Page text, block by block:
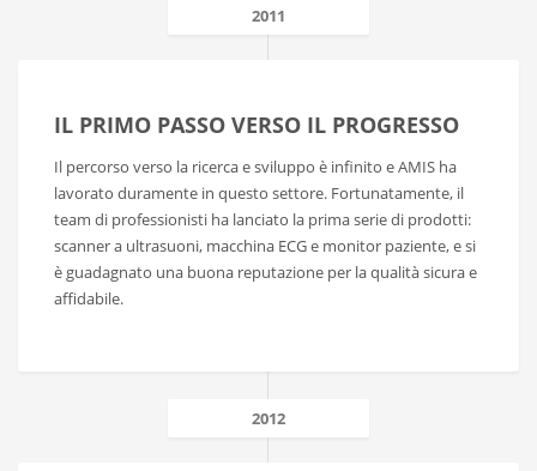
2011
IL PRIMO PASSO VERSO IL PROGRESSO
Il percorso verso la ricerca e sviluppo è infinito e AMIS ha
lavorato duramente in questo settore. Fortunatamente, il
team di professionisti ha lanciato la prima serie di prodotti:
scanner a ultrasuoni, macchina ECG e monitor paziente, e si
è guadagnato una buona reputazione per la qualità sicura e
affidabile.
2012